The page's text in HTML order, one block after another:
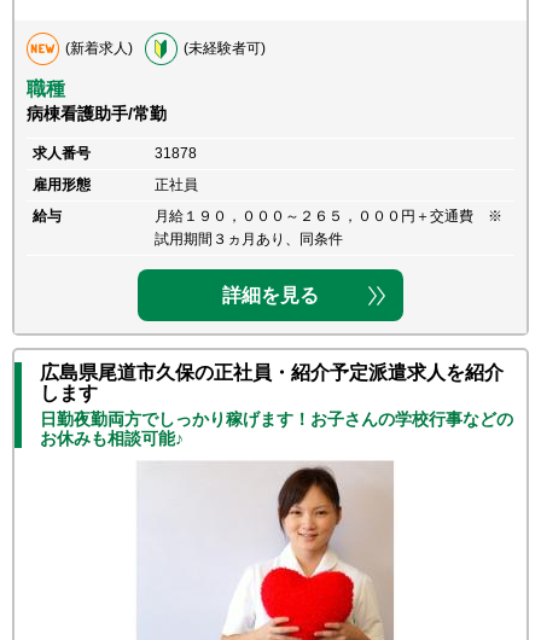
(新着求人) (未経験者可)
職種
病棟看護助手/常勤
求人番号
31878
雇用形態
正社員
給与
月給１９０，０００～２６５，０００円＋交通費 ※
試用期間３ヵ月あり、同条件
詳細を見る
広島県尾道市久保の正社員・紹介予定派遣求人を紹介
します
日勤夜勤両方でしっかり稼げます！お子さんの学校行事などの
お休みも相談可能♪